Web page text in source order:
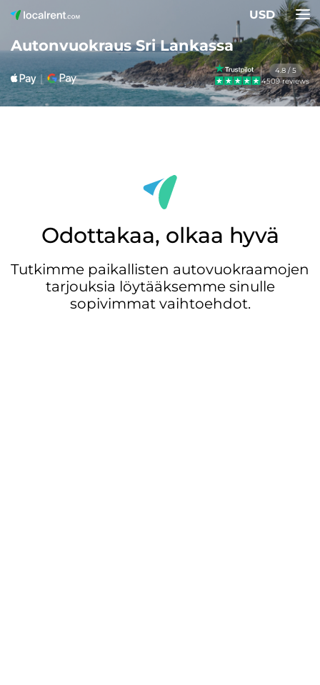
USD
Autonvuokraus Sri Lankassa
4.8 / 5
4509 reviews
Odottakaa, olkaa hyvä
Tutkimme paikallisten autovuokraamojen
tarjouksia löytääksemme sinulle
sopivimmat vaihtoehdot.